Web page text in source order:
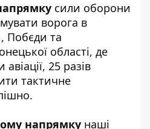
сили оборони
ворога в
Побєди та
області, де
25 разів
тактичне
напрямку наші